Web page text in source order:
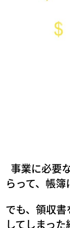
事業に必要
らって、帳簿
でも、領収書
してしまった